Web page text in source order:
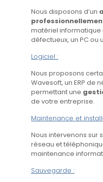
Nous disposons d’un
matériel
défectueux, un PC ou
Logiciel :
Nous proposons
Wavesoft, un ERP de
permettant une
de votre entreprise.
Maintenance et
Nous intervenons sur
réseau et
maintenance
Sauvegarde :